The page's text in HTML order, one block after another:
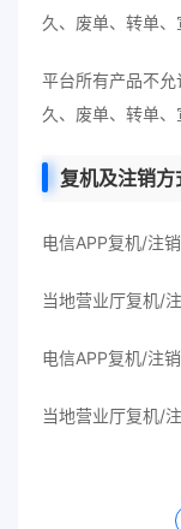
久、废单、转单
平台所有产品不
久、废单、转单
复机及注销方
电信APP复机/注销
当地营业厅复机/
电信APP复机/注销
当地营业厅复机/